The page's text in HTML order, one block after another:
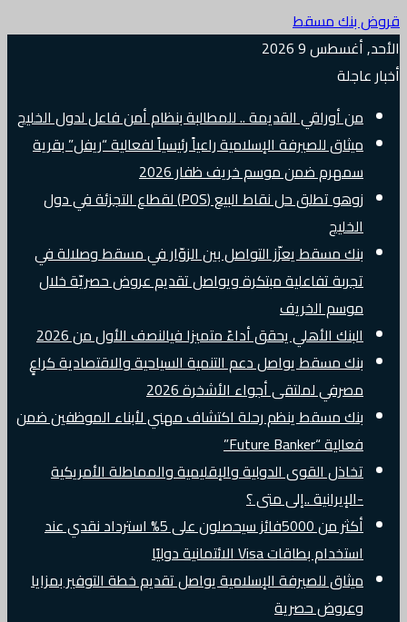
قروض بنك مسقط
الأحد, أغسطس 9 2026
أخبار عاجلة
من أوراقي القديمة .. للمطالبة بنظام أمن فاعل لدول الخليج
ميثاق للصيرفة الإسلامية راعياً رئيسياً لفعالية “ريفل” بقرية
سمهرم ضمن موسم خريف ظفار 2026
زوهو تطلق حل نقاط البيع (POS) لقطاع التجزئة في دول
الخليج
بنك مسقط يعزّز التواصل بين الزوّار في مسقط وصلالة في
تجربة تفاعلية مبتكرة ويواصل تقديم عروض حصريّة خلال
موسم الخريف
البنك الأهلي يحقق أداءً متميزا فيالنصف الأول من 2026
بنك مسقط يواصل دعم التنمية السياحية والاقتصادية كراعٍ
مصرفي لملتقى أجواء الأشخرة 2026
بنك مسقط ينظم رحلة اكتشاف مهني لأبناء الموظفين ضمن
فعالية “Future Banker”
تخاذل القوى الدولية والإقليمية والمماطلة الأمريكية
-الإيرانية ..إلى متى ؟
أكثر من 5000فائز سيحصلون على 5% استرداد نقدي عند
استخدام بطاقات Visa الائتمانية دوليًا
ميثاق للصيرفة الإسلامية يواصل تقديم خطة التوفير بمزايا
وعروض حصرية